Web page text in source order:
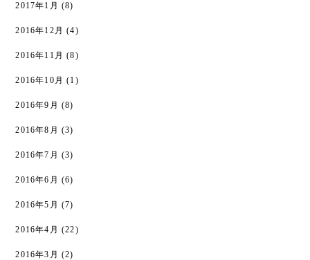
2017年1月 (8)
2016年12月 (4)
2016年11月 (8)
2016年10月 (1)
2016年9月 (8)
2016年8月 (3)
2016年7月 (3)
2016年6月 (6)
2016年5月 (7)
2016年4月 (22)
2016年3月 (2)